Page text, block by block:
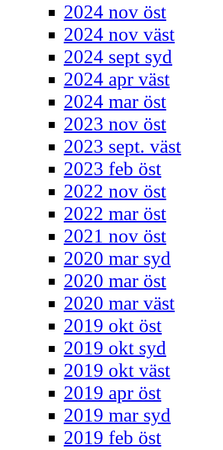
2024 nov öst
2024 nov väst
2024 sept syd
2024 apr väst
2024 mar öst
2023 nov öst
2023 sept. väst
2023 feb öst
2022 nov öst
2022 mar öst
2021 nov öst
2020 mar syd
2020 mar öst
2020 mar väst
2019 okt öst
2019 okt syd
2019 okt väst
2019 apr öst
2019 mar syd
2019 feb öst